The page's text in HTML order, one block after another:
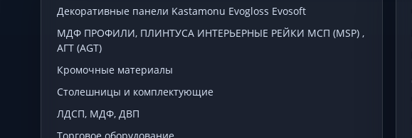
Декоративные панели Kastamonu Evogloss Evosoft
МДФ ПРОФИЛИ, ПЛИНТУСА ИНТЕРЬЕРНЫЕ РЕЙКИ МСП (MSP) ,
АГТ (AGT)
Кромочные материалы
Столешницы и комплектующие
ЛДСП, МДФ, ДВП
Торговое оборудование